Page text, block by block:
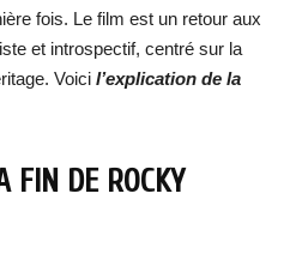
fois. Le film est un retour aux
et introspectif, centré sur la
Voici l’explication de la
FIN DE ROCKY